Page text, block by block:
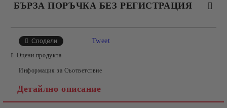
БЪРЗА ПОРЪЧКА БЕЗ РЕГИСТРАЦИЯ
Сподели Tweet
Оцени продукта
Информация за Съответствие
Детайлно описание